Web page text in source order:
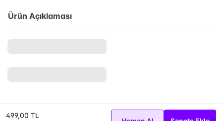
499,00 TL
Ürün Açıklaması